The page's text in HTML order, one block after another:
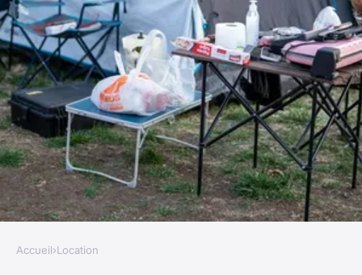
Accueil›Location